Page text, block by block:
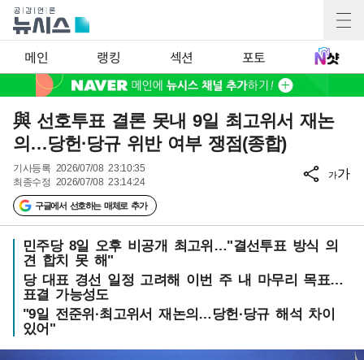
메인 랭킹 섹션 포토
與 선호투표 결론 못내 9일 최고위서 재논
의…당헌·당규 위반 여부 쟁점(종합)
기사등록 2026/07/08 23:10:35
최종수정 2026/07/08 23:14:24
구글에서 선호하는 매체로 추가
가가
민주당 8일 오후 비공개 최고위…"결선투표 방식 의
견 합치 못 해"
당 대표 경선 일정 고려해 이번 주 내 마무리 목표…
표결 가능성도
"9일 전준위·최고위서 재논의…당헌·당규 해석 차이
있어"